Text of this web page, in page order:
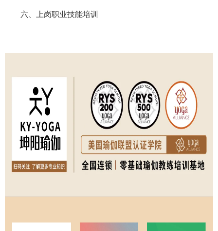
六、上岗职业技能培训